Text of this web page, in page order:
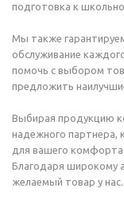
подготовка к
Мы также
обслуживание
помочь с выбором
предложить
Выбирая продукцию
надежного партнера,
для вашего комфорта
Благодаря широкому
желаемый товар у нас.